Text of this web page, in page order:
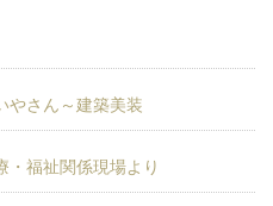
やさん～建築美装
福祉関係現場より